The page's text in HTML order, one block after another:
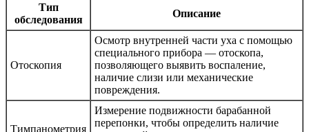
Тип
обследования
Описание
Отоскопия
Осмотр внутренней части уха с помощью
специального прибора — отоскопа,
позволяющего выявить воспаление,
наличие слизи или механические
повреждения.
Тимпанометрия
Измерение подвижности барабанной
перепонки, чтобы определить наличие